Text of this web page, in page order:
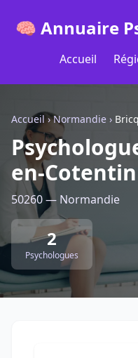
🧠 Annuaire
Accueil
Accueil ›Normandie ›
en-Cotentin
50260 — Normandie
2
Psychologues